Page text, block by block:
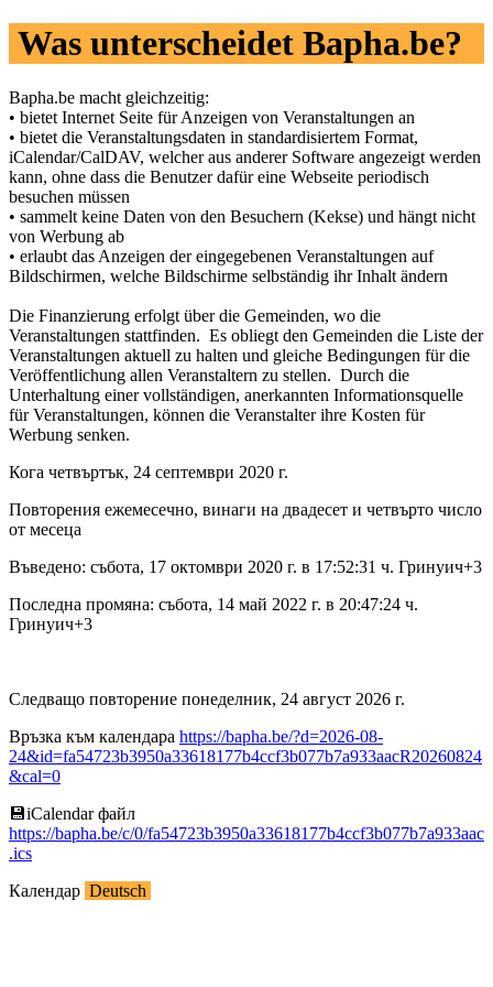
Was unterscheidet Bapha.be?
Bapha.be macht gleichzeitig:
• bietet Internet Seite für Anzeigen von Veranstaltungen an
• bietet die Veranstaltungsdaten in standardisiertem Format,
iCalendar/CalDAV, welcher aus anderer Software angezeigt werden
kann, ohne dass die Benutzer dafür eine Webseite periodisch
besuchen müssen
• sammelt keine Daten von den Besuchern (Kekse) und hängt nicht
von Werbung ab
• erlaubt das Anzeigen der eingegebenen Veranstaltungen auf
Bildschirmen, welche Bildschirme selbständig ihr Inhalt ändern
Die Finanzierung erfolgt über die Gemeinden, wo die
Veranstaltungen stattfinden. Es obliegt den Gemeinden die Liste der
Veranstaltungen aktuell zu halten und gleiche Bedingungen für die
Veröffentlichung allen Veranstaltern zu stellen. Durch die
Unterhaltung einer vollständigen, anerkannten Informationsquelle
für Veranstaltungen, können die Veranstalter ihre Kosten für
Werbung senken.
Кога четвъртък, 24 септември 2020 г.
Повторения ежемесечно, винаги на двадесет и четвърто число
от месеца
Въведено: събота, 17 октомври 2020 г. в 17:52:31 ч. Гринуич+3
Последна промяна: събота, 14 май 2022 г. в 20:47:24 ч.
Гринуич+3
Следващо повторение понеделник, 24 август 2026 г.
Връзка към календара https://bapha.be/?d=2026-08-
24&id=fa54723b3950a33618177b4ccf3b077b7a933aacR20260824
&cal=0
💾︎iCalendar файл
https://bapha.be/c/0/fa54723b3950a33618177b4ccf3b077b7a933aac
.ics
Календар Deutsch